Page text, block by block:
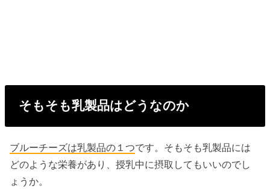
そもそも乳製品はどうなのか
ブルーチーズは乳製品の１つです。そもそも乳製品には
どのような栄養があり、授乳中に摂取してもいいのでし
ょうか。